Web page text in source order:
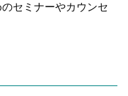
セミナーやカウンセ